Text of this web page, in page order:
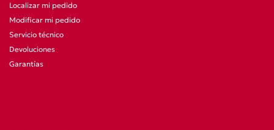
Localizar mi pedido
Modificar mi pedido
Servicio técnico
Devoluciones
Garantías